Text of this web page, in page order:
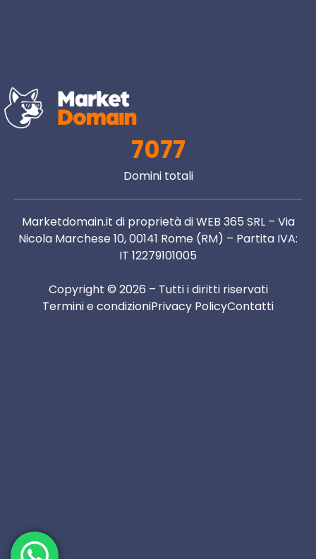
7077
Domini totali
Marketdomain.it di proprietà di WEB 365 SRL – Via
Nicola Marchese 10, 00141 Rome (RM) – Partita IVA:
IT 12279101005
Copyright © 2026 – Tutti i diritti riservati
Termini e condizioniPrivacy PolicyContatti